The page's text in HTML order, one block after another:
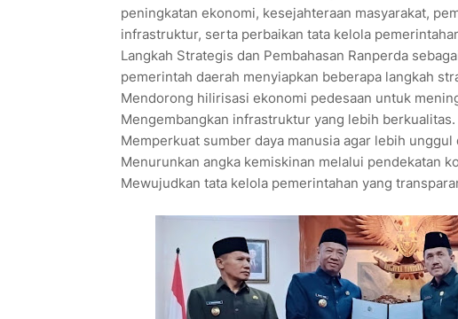
peningkatan ekonomi, kesejahteraan masyarakat,
infrastruktur, serta perbaikan tata kelola
Langkah Strategis dan Pembahasan Ranperda
pemerintah daerah menyiapkan beberapa langkah
Mendorong hilirisasi ekonomi pedesaan untuk
Mengembangkan infrastruktur yang lebih berkualitas.
Memperkuat sumber daya manusia agar lebih unggul
Menurunkan angka kemiskinan melalui pendekatan
Mewujudkan tata kelola pemerintahan yang